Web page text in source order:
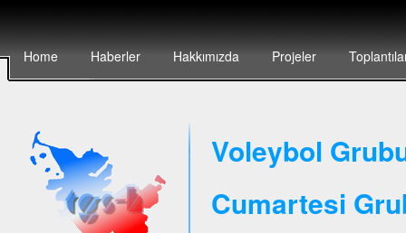
Home Haberler Hakkımızda Projeler
Voleybol
Cumartesi